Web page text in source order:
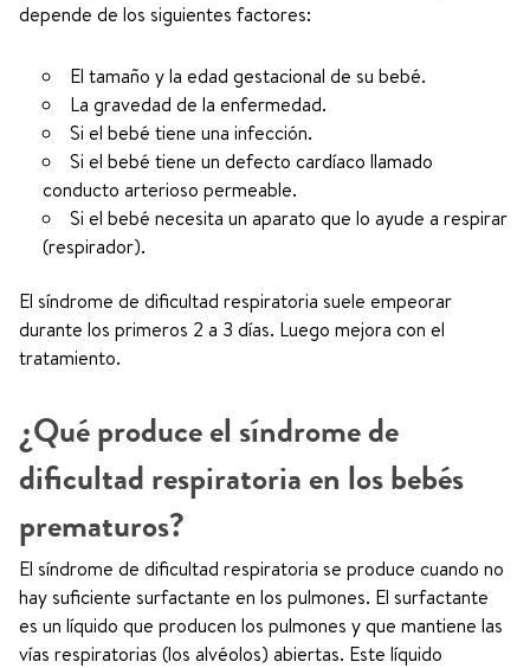
depende de los siguientes factores:
El tamaño y la edad gestacional de su bebé.
La gravedad de la enfermedad.
Si el bebé tiene una infección.
Si el bebé tiene un defecto cardíaco llamado
conducto arterioso permeable.
Si el bebé necesita un aparato que lo ayude a respirar
(respirador).
El síndrome de dificultad respiratoria suele empeorar
durante los primeros 2 a 3 días. Luego mejora con el
tratamiento.
¿Qué produce el síndrome de
dificultad respiratoria en los bebés
prematuros?
El síndrome de dificultad respiratoria se produce cuando no
hay suficiente surfactante en los pulmones. El surfactante
es un líquido que producen los pulmones y que mantiene las
vías respiratorias (los alvéolos) abiertas. Este líquido